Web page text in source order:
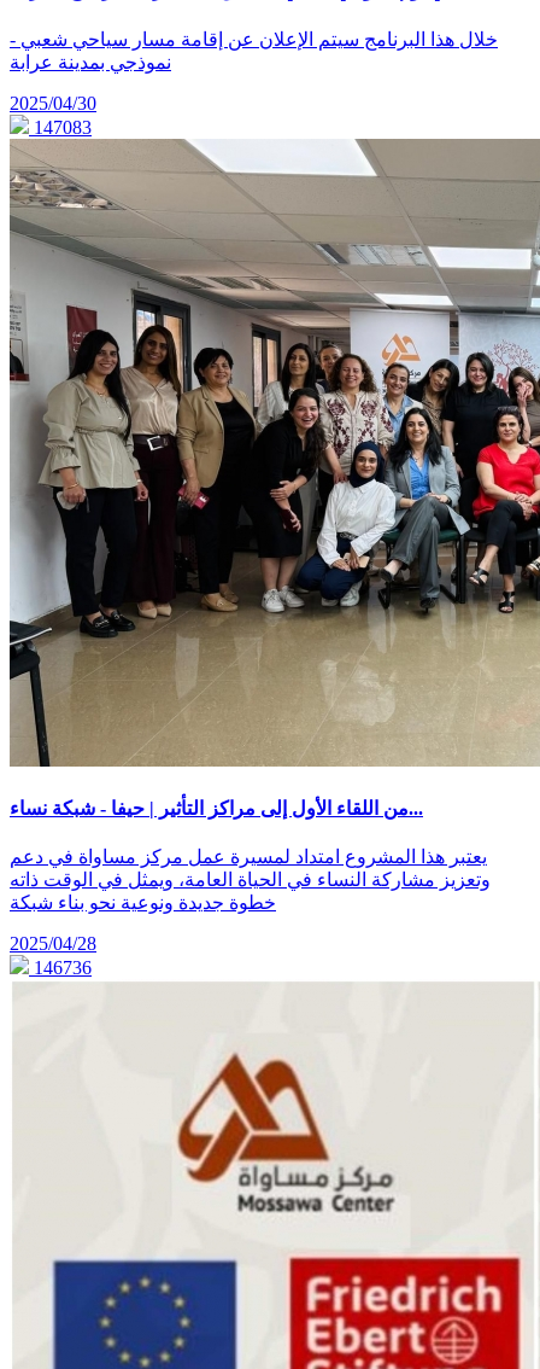
- خلال هذا البرنامج سيتم الإعلان عن إقامة مسار سياحي شعبي
نموذجي بمدينة عرابة
2025/04/30
147083
من اللقاء الأول إلى مراكز التأثير | حيفا - شبكة نساء...
يعتبر هذا المشروع امتداد لمسيرة عمل مركز مساواة في دعم
وتعزيز مشاركة النساء في الحياة العامة، ويمثل في الوقت ذاته
خطوة جديدة ونوعية نحو بناء شبكة
2025/04/28
146736